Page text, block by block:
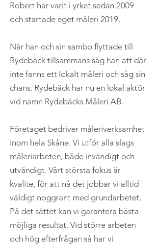
Robert har varit i yrket sedan 2009
och startade eget måleri 2019.
När han och sin sambo flyttade till
Rydebäck tillsammans såg han att där
inte fanns ett lokalt måleri och såg sin
chans. Rydebäck har nu en lokal aktör
vid namn Rydebäcks Måleri AB.
Företaget bedriver måleriverksamhet
inom hela Skåne. Vi utför alla slags
måleriarbeten, både invändigt och
utvändigt. Vårt största fokus är
kvalite, för att nå det jobbar vi alltid
väldigt noggrant med grundarbetet.
På det sättet kan vi garantera bästa
möjliga resultat. Vid större arbeten
och hög efterfrågan så har vi